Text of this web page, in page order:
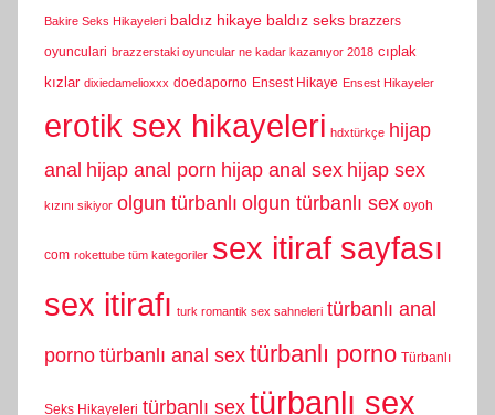
Bakire Seks Hikayeleri baldız hikaye baldız seks brazzers
oyunculari brazzerstaki oyuncular ne kadar kazanıyor 2018 cıplak
kızlar dixiedamelioxxx doedaporno Ensest Hikaye Ensest Hikayeler
erotik sex hikayeleri hdxtürkçe hijap
anal hijap anal porn hijap anal sex hijap sex
kızını sikiyor olgun türbanlı olgun türbanlı sex oyoh
com rokettube tüm kategoriler sex itiraf sayfası
sex itirafı turk romantik sex sahneleri türbanlı anal
porno türbanlı anal sex türbanlı porno Türbanlı
Seks Hikayeleri türbanlı sex türbanlı sex